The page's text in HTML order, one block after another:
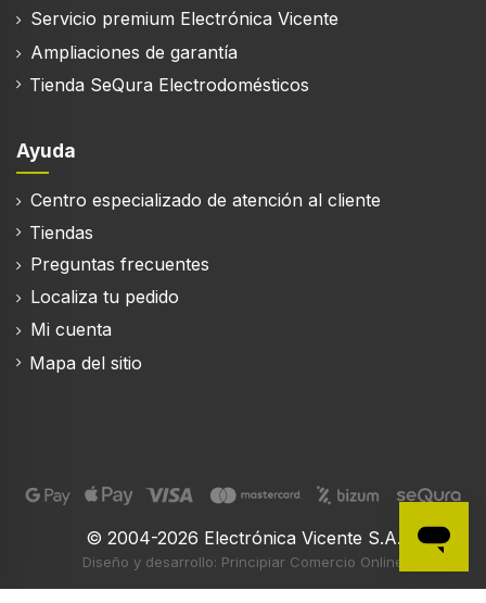
Negro
Amplificador de potencia recomendada (máx)
300 W
Amplificador de potencia recomendada (min)
50 W
Alámbrico
Bluetooth
Borne
Servicio premium Electrónica Vicente
Ampliaciones de garantía
Tienda SeQura Electrodomésticos
Ayuda
Centro especializado de atención al cliente
Tiendas
Preguntas frecuentes
Localiza tu pedido
Mi cuenta
Mapa del sitio
© 2004-2026 Electrónica Vicente S.A.
Diseño y desarrollo: Principiar Comercio Online